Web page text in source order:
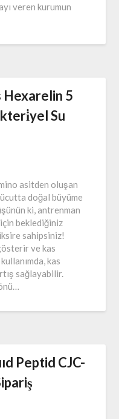
veren kurumun
5
Su
asitden oluşan
doğal büyüme
ki, antrenman
için beklediğiniz
sahipsiniz!
ve kas
kas
sağlayabilir.
Peptid CJC-